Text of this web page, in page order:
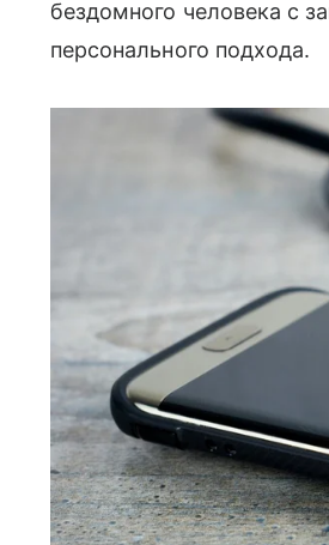
бездомного человека с
персонального подхода.